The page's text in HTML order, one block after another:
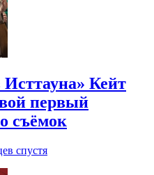
Кейт
первый
съёмок
спустя